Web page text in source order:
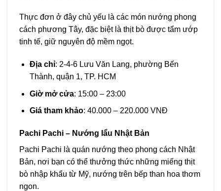
Thực đơn ở đây chủ yếu là các món nướng phong
cách phương Tây, đặc biệt là thịt bò được tẩm ướp
tinh tế, giữ nguyên độ mềm ngọt.
Địa chỉ: 2-4-6 Lưu Văn Lang, phường Bến
Thành, quận 1, TP. HCM
Giờ mở cửa: 15:00 – 23:00
Giá tham khảo: 40.000 – 220.000 VNĐ
Pachi Pachi – Nướng lẩu Nhật Bản
Pachi Pachi là quán nướng theo phong cách Nhật
Bản, nơi bạn có thể thưởng thức những miếng thịt
bò nhập khẩu từ Mỹ, nướng trên bếp than hoa thơm
ngon.